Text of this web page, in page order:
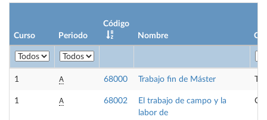
Curso Periodo
Código
Nombre
1 A 68000 Trabajo fin de Máster
1 A 68002
El trabajo de campo y la
labor de